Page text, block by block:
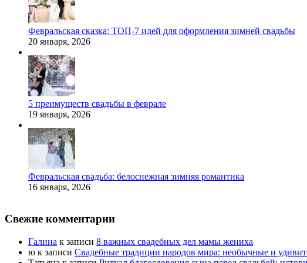
Февральская сказка: ТОП-7 идей для оформления зимней свадьбы
20 января, 2026
5 преимуществ свадьбы в феврале
19 января, 2026
Февральская свадьба: белоснежная зимняя романтика
16 января, 2026
Свежие комментарии
Галина к записи 8 важных свадебных дел мамы жениха
ю к записи Свадебные традиции народов мира: необычные и